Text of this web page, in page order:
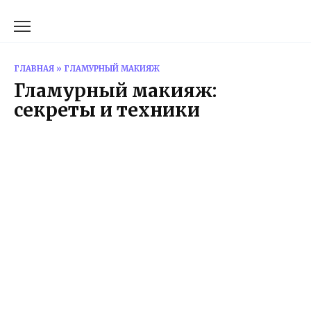
ГЛАВНАЯ » ГЛАМУРНЫЙ МАКИЯЖ
Гламурный макияж:
секреты и техники